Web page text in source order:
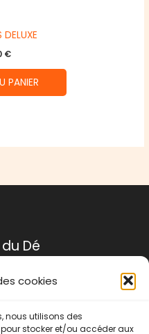
cookies
nous utilisons des
stocker et/ou accéder aux
€
PANIER
Dé
de ventes
retour